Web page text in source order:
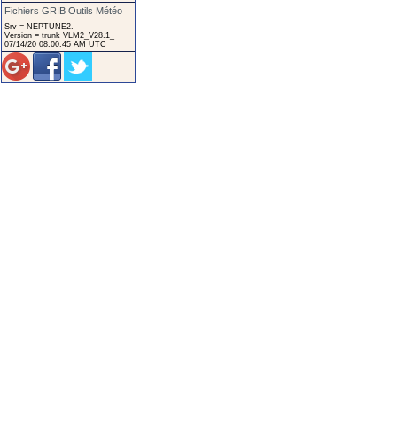
Fichiers GRIB Outils Météo
Srv = NEPTUNE2.
Version = trunk VLM2_V28.1_
07/14/20 08:00:45 AM UTC